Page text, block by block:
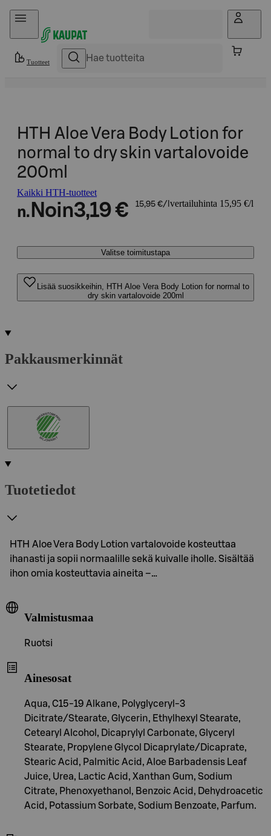
Hyppää sisältöön
Tuotteet
HTH Aloe Vera Body Lotion for
normal to dry skin vartalovoide
200ml
Kaikki HTH-tuotteet
n. Noin3,19 € 15,95 €/l vertailuhinta 15,95 €/l
Valitse toimitustapa
Lisää suosikkeihin, HTH Aloe Vera Body Lotion for normal to
dry skin vartalovoide 200ml
Pakkausmerkinnät
Tuotetiedot
HTH Aloe Vera Body Lotion vartalovoide kosteuttaa
ihanasti ja sopii normaalille sekä kuivalle iholle. Sisältää
ihon omia kosteuttavia aineita –…
Valmistusmaa
Ruotsi
Ainesosat
Aqua, C15-19 Alkane, Polyglyceryl-3
Dicitrate/Stearate, Glycerin, Ethylhexyl Stearate,
Cetearyl Alcohol, Dicaprylyl Carbonate, Glyceryl
Stearate, Propylene Glycol Dicaprylate/Dicaprate,
Stearic Acid, Palmitic Acid, Aloe Barbadensis Leaf
Juice, Urea, Lactic Acid, Xanthan Gum, Sodium
Citrate, Phenoxyethanol, Benzoic Acid, Dehydroacetic
Acid, Potassium Sorbate, Sodium Benzoate, Parfum.